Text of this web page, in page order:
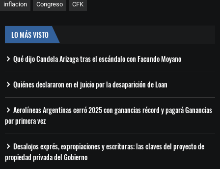
inflacion Congreso CFK
LO MÁS VISTO
Qué dijo Candela Arizaga tras el escándalo con Facundo Moyano
Quiénes declararon en el juicio por la desaparición de Loan
Aerolíneas Argentinas cerró 2025 con ganancias récord y pagará Ganancias
por primera vez
Desalojos exprés, expropiaciones y escrituras: las claves del proyecto de
propiedad privada del Gobierno